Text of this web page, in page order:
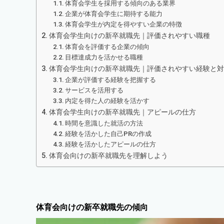
体育会学生を採用する傾向のある業界
企業が体育会学生に期待する能力
体育会学生が内定を得やすい企業の特徴
体育会学生向けの新卒就職先｜評価されやすい職種
体育会を評価する企業の傾向
目標達成力を活かせる職種
体育会学生向けの新卒就職先｜評価されやすい経験と
企業が評価する経験を把握する
サービスを活用する
内定を得た人の経験を活かす
体育会学生向けの新卒就職先｜アピールの仕方
時間を意識した就活の方法
経験を活かした自己PRの作成
経験を活かしたアピールの仕方
体育会向けの新卒就職先を理解しよう
体育会向けの新卒就職先の傾向